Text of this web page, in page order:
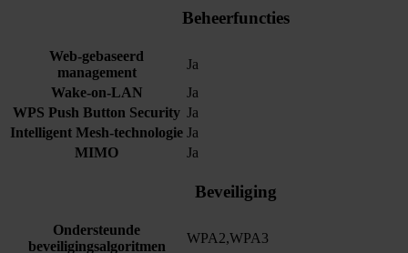
Beheerfuncties
Web-gebaseerd
management
Ja
Wake-on-LAN
Ja
WPS Push Button Security Ja
Intelligent Mesh-technologie Ja
MIMO
Ja
Beveiliging
Ondersteunde
beveiligingsalgoritmen
WPA2,WPA3